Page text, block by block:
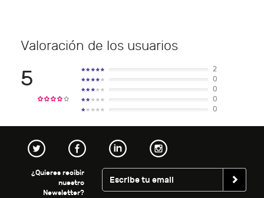
Valoración de los usuarios
5
2
0
0
0
0
¿Quieres recibir
nuestro
Newsletter?